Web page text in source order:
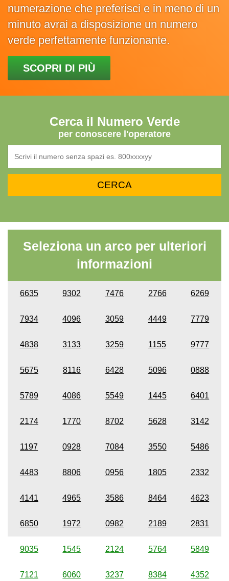
numerazione che preferisci e in meno di un
minuto avrai a disposizione un numero
verde perfettamente funzionante.
SCOPRI DI PIÙ
Cerca il Numero Verde
per conoscere l'operatore
Seleziona un arco per ulteriori
informazioni
6635 9302 7476 2766 6269
7934 4096 3059 4449 7779
4838 3133 3259 1155 9777
5675 8116 6428 5096 0888
5789 4086 5549 1445 6401
2174 1770 8702 5628 3142
1197 0928 7084 3550 5486
4483 8806 0956 1805 2332
4141 4965 3586 8464 4623
6850 1972 0982 2189 2831
9035 1545 2124 5764 5849
7121 6060 3237 8384 4352